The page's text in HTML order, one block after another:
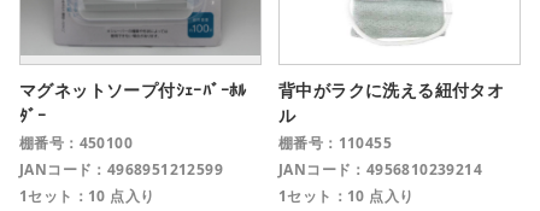
マグネットソープ付ｼｪｰﾊﾞｰﾎﾙ
ﾀﾞｰ
棚番号：450100
JANコード：4968951212599
1セット：10 点入り
背中がラクに洗える紐付タオ
ル
棚番号：110455
JANコード：4956810239214
1セット：10 点入り